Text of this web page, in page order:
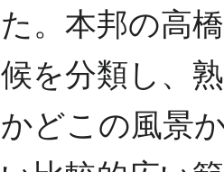
た。本邦の高橋
候を分類し、
かどこの風景